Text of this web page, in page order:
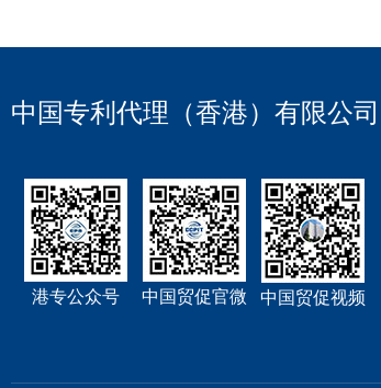
中国专利代理（香港）有限公司
港专公众号 中国贸促官微 中国贸促视频